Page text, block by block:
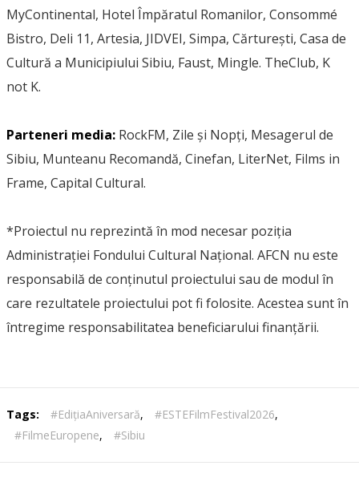
MyContinental, Hotel Împăratul Romanilor, Consommé
Bistro, Deli 11, Artesia, JIDVEI, Simpa, Cărturești, Casa de
Cultură a Municipiului Sibiu, Faust, Mingle. TheClub, K
not K.
Parteneri media: RockFM, Zile și Nopți, Mesagerul de
Sibiu, Munteanu Recomandă, Cinefan, LiterNet, Films in
Frame, Capital Cultural.
*Proiectul nu reprezintă în mod necesar poziţia
Administrației Fondului Cultural Național. AFCN nu este
responsabilă de conținutul proiectului sau de modul în
care rezultatele proiectului pot fi folosite. Acestea sunt în
întregime responsabilitatea beneficiarului finanțării.
Tags: #EdițiaAniversară, #ESTEFilmFestival2026,
#FilmeEuropene, #Sibiu